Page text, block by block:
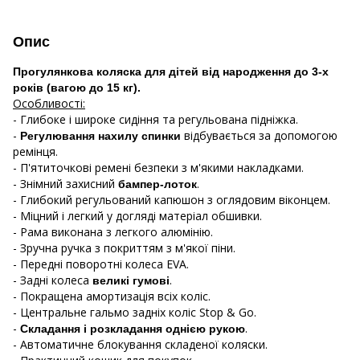
Опис
Прогулянкова коляска для дітей від народження до 3-х
років (вагою до 15 кг).
Особливості:
- Глибоке і широке сидіння та регульована підніжка.
- Регулювання нахилу спинки відбувається за допомогою
ремінця.
- П'ятиточкові ремені безпеки з м'якими накладками.
- Знімний захисний бампер-лоток.
- Глибокий регульований капюшон з оглядовим віконцем.
- Міцний і легкий у догляді матеріал обшивки.
- Рама виконана з легкого алюмінію.
- Зручна ручка з покриттям з м'якої піни.
- Передні поворотні колеса EVA.
- Задні колеса великі гумові.
- Покращена амортизація всіх коліс.
- Центральне гальмо задніх коліс Stop & Go.
- Складання і розкладання однією рукою.
- Автоматичне блокування складеної коляски.